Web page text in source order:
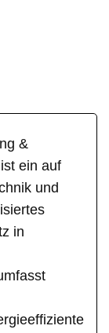
&
ein auf
und
in